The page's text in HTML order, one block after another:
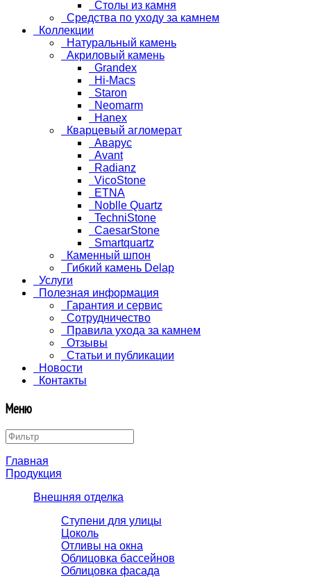
Столы из камня
Средства по уходу за камнем
Коллекции
Натуральный камень
Акриловый камень
Grandex
Hi-Macs
Staron
Neomarm
Hanex
Кварцевый агломерат
Аварус
Avant
Radianz
VicoStone
ETNA
Noblle Quartz
TechniStone
CaesarStone
Smartquartz
Каменный шпон
Гибкий камень Delap
Услуги
Полезная информация
Гарантия и сервис
Сотрудничество
Правила ухода за камнем
Отзывы
Статьи и публикации
Новости
Контакты
Меню
Главная
Продукция
Внешняя отделка
Ступени для улицы
Цоколь
Отливы на окна
Облицовка бассейнов
Облицовка фасада